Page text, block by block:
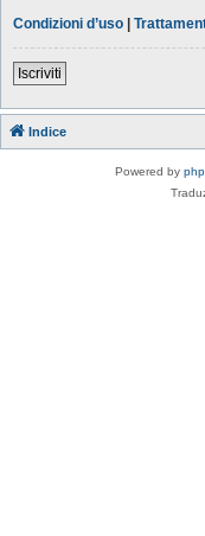
Condizioni d’uso |
Iscriviti
Indice
Powered by